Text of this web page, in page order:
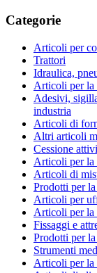
Categorie
Articoli per
Trattori
Idraulica,
Articoli per la
Adesivi,
industria
Articoli di
Altri articoli
Cessione
Articoli per la
Articoli di
Prodotti per
Articoli per
Articoli per la
Fissaggi e
Prodotti per
Strumenti
Articoli per la